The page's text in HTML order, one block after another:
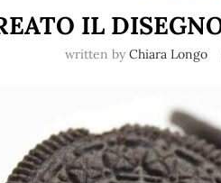
IL
written byChiara Longo